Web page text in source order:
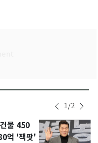
1/2
물 450
억 '잭팟'